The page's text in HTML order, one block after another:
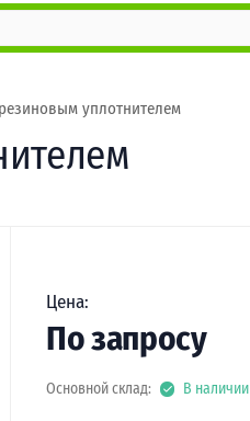
уплотнителем
Цена:
По запросу
Основной склад: В наличии